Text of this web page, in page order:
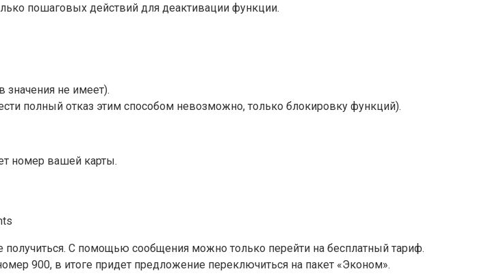
пошаговых действий для деактивации функции.
значения не имеет).
полный отказ этим способом невозможно, только блокировку функций).
номер вашей карты.
С помощью сообщения можно только перейти на бесплатный тариф.
900, в итоге придет предложение переключиться на пакет «Эконом».